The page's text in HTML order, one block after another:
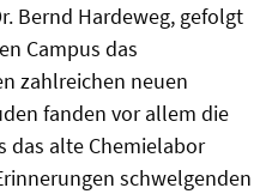
Bernd Hardeweg, gefolgt
Campus das
zahlreichen neuen
fanden vor allem die
das alte Chemielabor
schwelgenden